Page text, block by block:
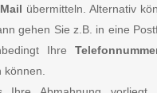
übermitteln. Alternativ
gehen Sie z.B. in eine
Ihre